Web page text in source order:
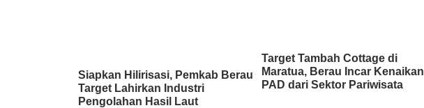
Siapkan Hilirisasi, Pemkab Berau
Target Lahirkan Industri
Pengolahan Hasil Laut
Target Tambah Cottage di
Maratua, Berau Incar Kenaikan
PAD dari Sektor Pariwisata